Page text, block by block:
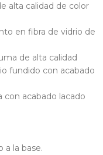
alta calidad de color
en fibra de vidrio de
de alta calidad
fundido con acabado
con acabado lacado
la base.